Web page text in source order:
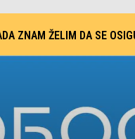
ZNAM ŽELIM DA SE